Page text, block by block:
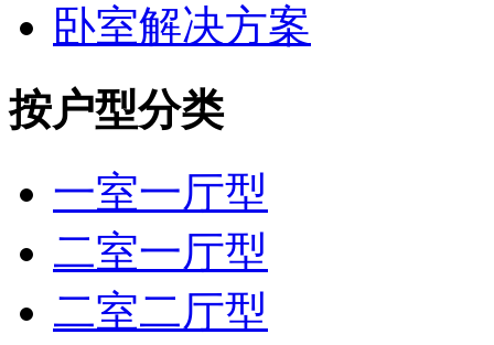
卧室解决方案
按户型分类
一室一厅型
二室一厅型
二室二厅型